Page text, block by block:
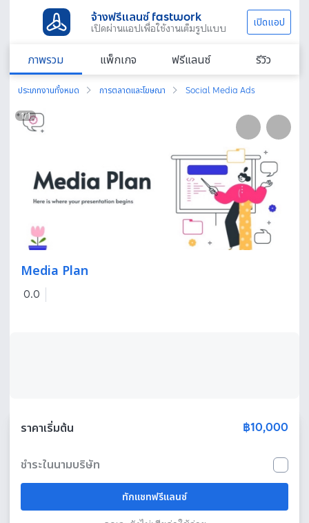
จ้างฟรีแลนซ์ fastwork
เปิดผ่านแอปเพื่อใช้งานเต็มรูปแบบ เปิดแอป
ภาพรวม แพ็กเกจ ฟรีแลนซ์ รีวิว
ประเภทงานทั้งหมด การตลาดและโฆษณา Social Media Ads
1/1
Media Plan
0.0
ราคาเริ่มต้น ฿10,000
ชำระในนามบริษัท
ทักแชทฟรีแลนซ์